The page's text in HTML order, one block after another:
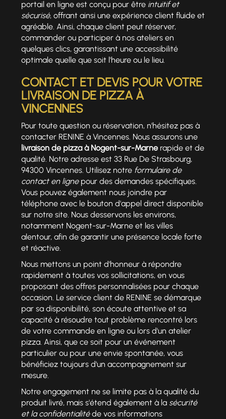
portail en ligne est conçu pour être intuitif et
sécurisé, offrant ainsi une expérience client fluide et
agréable. Ainsi, chaque client peut réserver,
commander ou participer à nos ateliers en
quelques clics, garantissant une accessibilité
optimale quelle que soit l'heure ou le lieu.
CONTACT ET DEVIS POUR VOTRE
LIVRAISON DE PIZZA À
VINCENNES
Pour toute question ou réservation, n'hésitez pas à
contacter RENINE à Vincennes. Nous assurons une
livraison de pizza à Nogent-sur-Marnerapide et de
qualité. Notre adresse est 33 Rue De Strasbourg,
94300 Vincennes. Utilisez notre formulaire de
contact en lignepour des demandes spécifiques.
Vous pouvez également nous joindre par
téléphone avec le bouton d'appel direct disponible
sur notre site. Nous desservons les environs,
notamment Nogent-sur-Marne et les villes
alentour, afin de garantir une présence locale forte
et réactive.
Nous mettons un point d'honneur à répondre
rapidement à toutes vos sollicitations, en vous
proposant des offres personnalisées pour chaque
occasion. Le service client de RENINE se démarque
par sa disponibilité, son écoute attentive et sa
capacité à résoudre tout problème rencontré lors
de votre commande en ligne ou lors d'un atelier
pizza. Ainsi, que ce soit pour un événement
particulier ou pour une envie spontanée, vous
bénéficiez toujours d'un accompagnement sur
mesure.
Notre engagement ne se limite pas à la qualité du
produit livré, mais s'étend également à la sécurité
et la confidentialitéde vos informations